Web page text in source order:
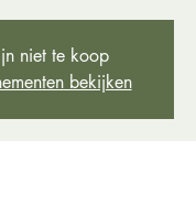
niet te koop
bekijken